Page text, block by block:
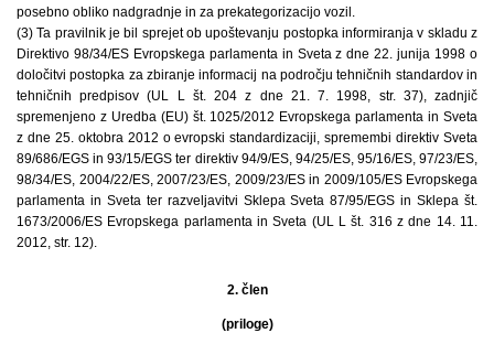
posebno obliko nadgradnje in za prekategorizacijo vozil.
(3) Ta pravilnik je bil sprejet ob upoštevanju postopka informiranja v skladu z
Direktivo 98/34/ES Evropskega parlamenta in Sveta z dne 22. junija 1998 o
določitvi postopka za zbiranje informacij na področju tehničnih standardov in
tehničnih predpisov (UL L št. 204 z dne 21. 7. 1998, str. 37), zadnjič
spremenjeno z Uredba (EU) št. 1025/2012 Evropskega parlamenta in Sveta
z dne 25. oktobra 2012 o evropski standardizaciji, spremembi direktiv Sveta
89/686/EGS in 93/15/EGS ter direktiv 94/9/ES, 94/25/ES, 95/16/ES, 97/23/ES,
98/34/ES, 2004/22/ES, 2007/23/ES, 2009/23/ES in 2009/105/ES Evropskega
parlamenta in Sveta ter razveljavitvi Sklepa Sveta 87/95/EGS in Sklepa št.
1673/2006/ES Evropskega parlamenta in Sveta (UL L št. 316 z dne 14. 11.
2012, str. 12).
2. člen
(priloge)